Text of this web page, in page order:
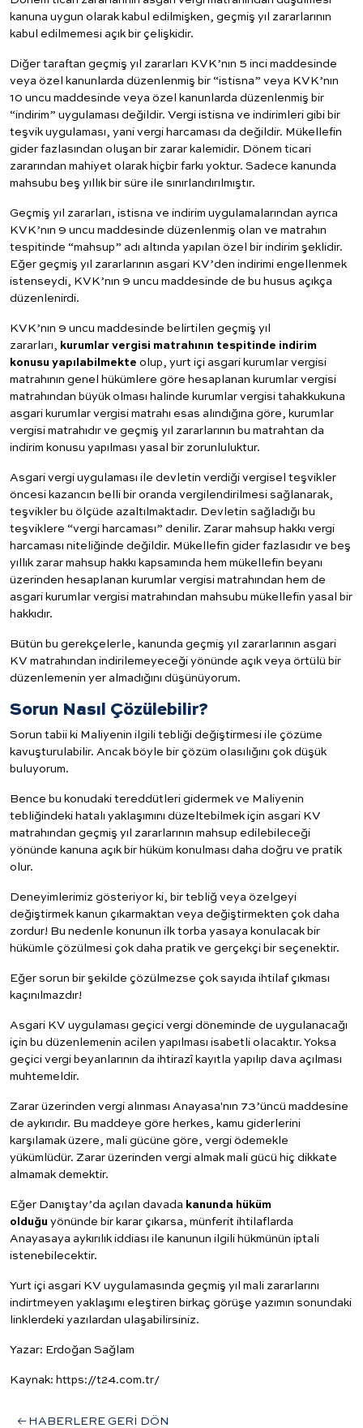
kanuna uygun olarak kabul edilmişken, geçmiş yıl zararlarının
kabul edilmemesi açık bir çelişkidir.
Diğer taraftan geçmiş yıl zararları KVK’nın 5 inci maddesinde
veya özel kanunlarda düzenlenmiş bir “istisna” veya KVK’nın
10 uncu maddesinde veya özel kanunlarda düzenlenmiş bir
“indirim” uygulaması değildir. Vergi istisna ve indirimleri gibi bir
teşvik uygulaması, yani vergi harcaması da değildir. Mükellefin
gider fazlasından oluşan bir zarar kalemidir. Dönem ticari
zararından mahiyet olarak hiçbir farkı yoktur. Sadece kanunda
mahsubu beş yıllık bir süre ile sınırlandırılmıştır.
Geçmiş yıl zararları, istisna ve indirim uygulamalarından ayrıca
KVK’nın 9 uncu maddesinde düzenlenmiş olan ve matrahın
tespitinde “mahsup” adı altında yapılan özel bir indirim şeklidir.
Eğer geçmiş yıl zararlarının asgari KV’den indirimi engellenmek
istenseydi, KVK’nın 9 uncu maddesinde de bu husus açıkça
düzenlenirdi.
KVK’nın 9 uncu maddesinde belirtilen geçmiş yıl
zararları,
kurumlar vergisi matrahının tespitinde indirim
konusu yapılabilmekte olup, yurt içi asgari kurumlar vergisi
matrahının genel hükümlere göre hesaplanan kurumlar vergisi
matrahından büyük olması halinde kurumlar vergisi tahakkukuna
asgari kurumlar vergisi matrahı esas alındığına göre, kurumlar
vergisi matrahıdır ve geçmiş yıl zararlarının bu matrahtan da
indirim konusu yapılması yasal bir zorunluluktur.
Asgari vergi uygulaması ile devletin verdiği vergisel teşvikler
öncesi kazancın belli bir oranda vergilendirilmesi sağlanarak,
teşvikler bu ölçüde azaltılmaktadır. Devletin sağladığı bu
teşviklere “vergi harcaması” denilir. Zarar mahsup hakkı vergi
harcaması niteliğinde değildir. Mükellefin gider fazlasıdır ve beş
yıllık zarar mahsup hakkı kapsamında hem mükellefin beyanı
üzerinden hesaplanan kurumlar vergisi matrahından hem de
asgari kurumlar vergisi matrahından mahsubu mükellefin yasal bir
hakkıdır.
Bütün bu gerekçelerle, kanunda geçmiş yıl zararlarının asgari
KV matrahından indirilemeyeceği yönünde açık veya örtülü bir
düzenlemenin yer almadığını düşünüyorum.
Sorun Nasıl Çözülebilir?
Sorun tabii ki Maliyenin ilgili tebliği değiştirmesi ile çözüme
kavuşturulabilir. Ancak böyle bir çözüm olasılığını çok düşük
buluyorum.
Bence bu konudaki tereddütleri gidermek ve Maliyenin
tebliğindeki hatalı yaklaşımını düzeltebilmek için asgari KV
matrahından geçmiş yıl zararlarının mahsup edilebileceği
yönünde kanuna açık bir hüküm konulması daha doğru ve pratik
olur.
Deneyimlerimiz gösteriyor ki, bir tebliğ veya özelgeyi
değiştirmek kanun çıkarmaktan veya değiştirmekten çok daha
zordur! Bu nedenle konunun ilk torba yasaya konulacak bir
hükümle çözülmesi çok daha pratik ve gerçekçi bir seçenektir.
Eğer sorun bir şekilde çözülmezse çok sayıda ihtilaf çıkması
kaçınılmazdır!
Asgari KV uygulaması geçici vergi döneminde de uygulanacağı
için bu düzenlemenin acilen yapılması isabetli olacaktır. Yoksa
geçici vergi beyanlarının da ihtirazî kayıtla yapılıp dava açılması
muhtemeldir.
Zarar üzerinden vergi alınması Anayasa'nın 73’üncü maddesine
de aykırıdır. Bu maddeye göre herkes, kamu giderlerini
karşılamak üzere, mali gücüne göre, vergi ödemekle
yükümlüdür. Zarar üzerinden vergi almak mali gücü hiç dikkate
almamak demektir.
Eğer Danıştay’da açılan davada kanunda hüküm
olduğu yönünde bir karar çıkarsa, münferit ihtilaflarda
Anayasaya aykırılık iddiası ile kanunun ilgili hükmünün iptali
istenebilecektir.
Yurt içi asgari KV uygulamasında geçmiş yıl mali zararlarını
indirtmeyen yaklaşımı eleştiren birkaç görüşe yazımın sonundaki
linklerdeki yazılardan ulaşabilirsiniz.
Yazar: Erdoğan Sağlam
Kaynak: https://t24.com.tr/
HABERLERE GERİ DÖN